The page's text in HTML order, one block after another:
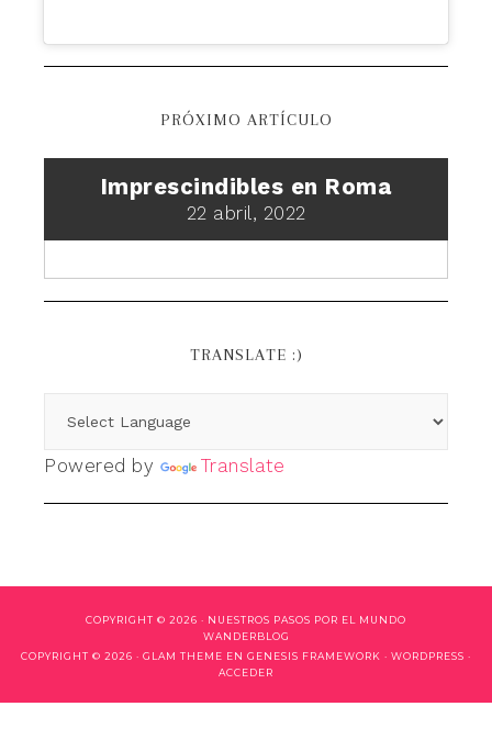
PRÓXIMO ARTÍCULO
Imprescindibles en Roma
22 abril, 2022
TRANSLATE :)
Powered by Translate
COPYRIGHT © 2026 · NUESTROS PASOS POR EL MUNDO
WANDERBLOG
COPYRIGHT © 2026 · GLAM THEME EN GENESIS FRAMEWORK · WORDPRESS ·
ACCEDER